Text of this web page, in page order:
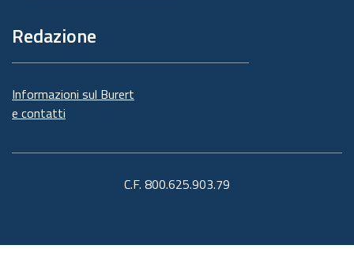
Redazione
Informazioni sul Burert
e contatti
C.F. 800.625.903.79